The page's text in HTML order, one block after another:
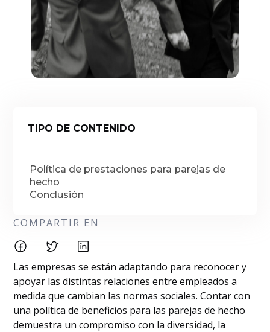
TIPO DE CONTENIDO
Política de prestaciones para parejas de
hecho
Conclusión
COMPARTIR EN
Las empresas se están adaptando para reconocer y
apoyar las distintas relaciones entre empleados a
medida que cambian las normas sociales. Contar con
una política de beneficios para las parejas de hecho
demuestra un compromiso con la diversidad, la